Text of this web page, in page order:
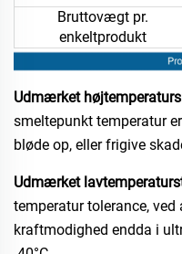
Bruttovægt pr.
enkeltprodukt
Udmærket
smeltepunkt temperatur
bløde op, eller frigive
Udmærket
temperatur tolerance,
kraftmodighed endda i